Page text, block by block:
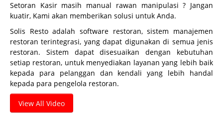
Gondola
Demo
Demo Program
Request Demo
Request Training
Client Kami
Tentang Kami
Setoran Kasir masih manual rawan manipulasi ? Jangan
kuatir, Kami akan memberikan solusi untuk Anda.
Solis Resto adalah software restoran, sistem manajemen
restoran terintegrasi, yang dapat digunakan di semua jenis
restoran. Sistem dapat disesuaikan dengan kebutuhan
setiap restoran, untuk menyediakan layanan yang lebih baik
kepada para pelanggan dan kendali yang lebih handal
kepada para pengelola restoran.
View All Video